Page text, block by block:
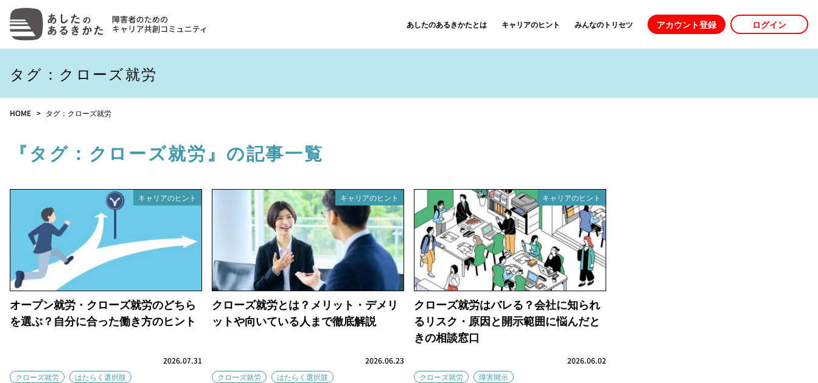
あしたのあるきかたとは キャリアのヒント みんなのトリセツ アカウント登録 ログイン
タグ：クローズ就労
HOME タグ：クローズ就労
『タグ：クローズ就労』の記事一覧
キャリアのヒント
オープン就労・クローズ就労のどちら
を選ぶ？自分に合った働き方のヒント
2026.07.31
クローズ就労
はたらく選択肢
キャリアのヒント
クローズ就労とは？メリット・デメリ
ットや向いている人まで徹底解説
2026.06.23
クローズ就労
はたらく選択肢
キャリアのヒント
クローズ就労はバレる？会社に知られ
るリスク・原因と開示範囲に悩んだと
きの相談窓口
2026.06.02
クローズ就労
障害開示